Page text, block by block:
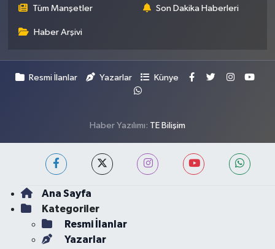
Tüm Manşetler Son Dakika Haberleri
Haber Arşivi
Resmi İlanlar Yazarlar Künye
Haber Yazılımı: TE Bilişim
Ana Sayfa
Kategoriler
Resmi İlanlar
Yazarlar